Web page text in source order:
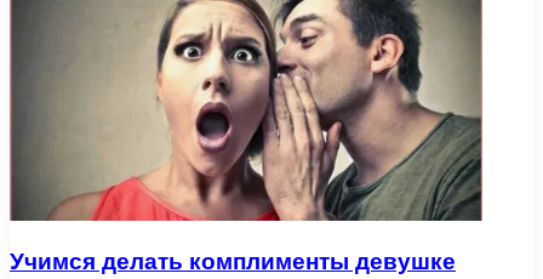
Учимся делать комплименты девушке